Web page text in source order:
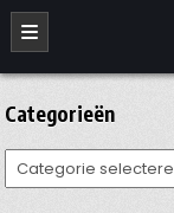
Ga
naar
de
inhoud
Categorieën
Categorieën